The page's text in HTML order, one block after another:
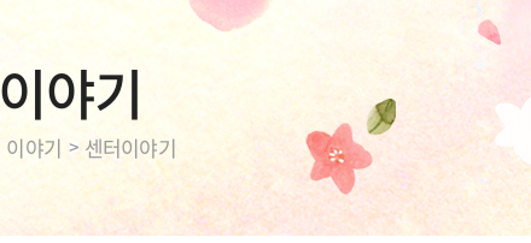
이야기
이야기 센터이야기